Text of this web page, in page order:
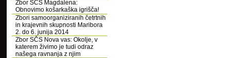
Zbor SČS Magdalena:
Obnovimo košarkaška igrišča!
Zbori samoorganiziranih četrtnih
in krajevnih skupnosti Maribora
2. do 6. junija 2014
Zbor SČS Nova vas: Okolje, v
katerem živimo je tudi odraz
našega ravnanja z njim